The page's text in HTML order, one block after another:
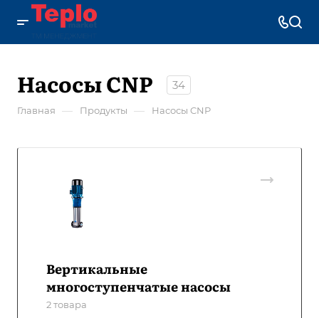
Насосы CNP 34
Главная — Продукты — Насосы CNP
Вертикальные
многоступенчатые насосы
2 товара